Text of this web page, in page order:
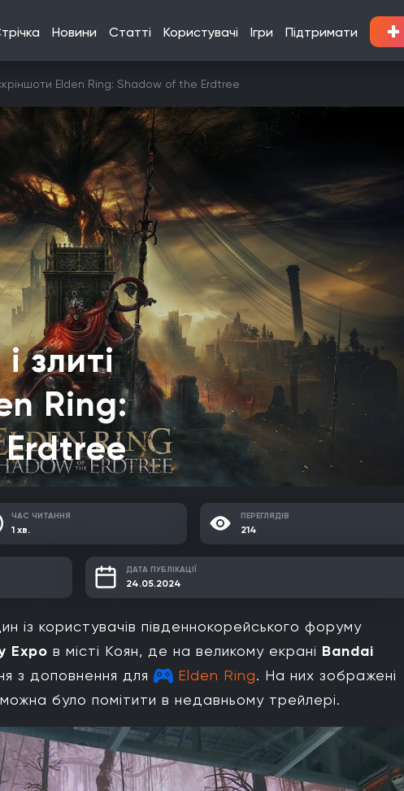
Новини Статті Користувачі Ігри Підтримати +
Elden Ring: Shadow of the Erdtree
злиті
Ring:
ЧАС ЧИТАННЯ
1 хв.
ПЕРЕГЛЯДІВ
214
ДАТА ПУБЛІКАЦІЇ
24.05.2024
із користувачів південнокорейського форуму
Expo в місті Коян, де на великому екрані Bandai
з доповнення для Elden Ring. На них зображені
можна було помітити в недавньому трейлері.